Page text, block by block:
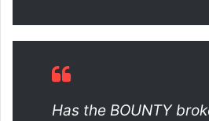
Has the BOUNTY